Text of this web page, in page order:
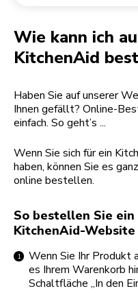
Wie kann ich
KitchenAid
Haben Sie auf unserer
Ihnen gefällt? Online-
einfach. So geht’s ...
Wenn Sie sich für ein
haben, können Sie es
online bestellen.
So bestellen Sie
KitchenAid-Website
Wenn Sie Ihr Produkt
es Ihrem Warenkorb
Schaltfläche „In den